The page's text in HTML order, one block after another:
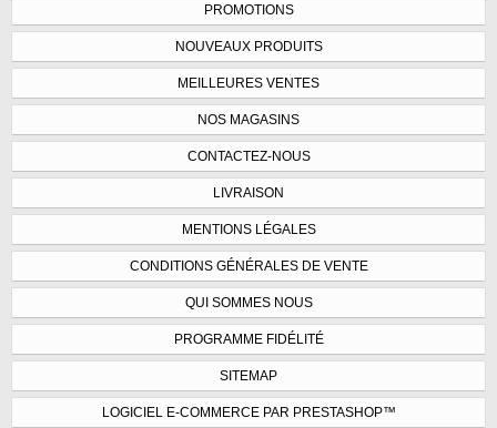
PROMOTIONS
NOUVEAUX PRODUITS
MEILLEURES VENTES
NOS MAGASINS
CONTACTEZ-NOUS
LIVRAISON
MENTIONS LÉGALES
CONDITIONS GÉNÉRALES DE VENTE
QUI SOMMES NOUS
PROGRAMME FIDÉLITÉ
SITEMAP
LOGICIEL E-COMMERCE PAR PRESTASHOP™